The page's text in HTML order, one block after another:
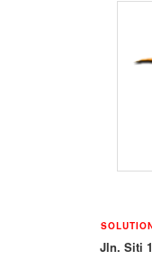
Jln. Siti